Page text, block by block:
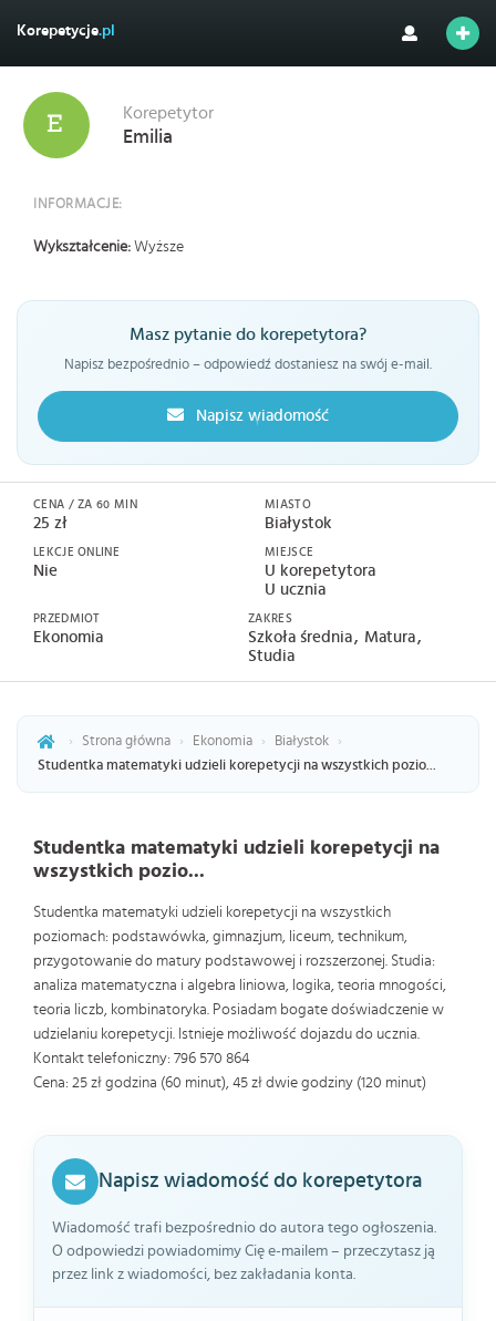
Korepetycje.pl
Korepetytor
Emilia
INFORMACJE:
Wykształcenie: Wyższe
Masz pytanie do korepetytora?
Napisz bezpośrednio – odpowiedź dostaniesz na swój e-mail.
Napisz wiadomość
CENA / ZA 60 MIN
25 zł
LEKCJE ONLINE
Nie
MIASTO
Białystok
MIEJSCE
U korepetytora
U ucznia
PRZEDMIOT
Ekonomia
ZAKRES
Szkoła średnia Matura
Studia
› Strona główna › Ekonomia › Białystok
›
Studentka matematyki udzieli korepetycji na wszystkich pozio...
Studentka matematyki udzieli korepetycji na
wszystkich pozio...
Studentka matematyki udzieli korepetycji na wszystkich
poziomach: podstawówka, gimnazjum, liceum, technikum,
przygotowanie do matury podstawowej i rozszerzonej. Studia:
analiza matematyczna i algebra liniowa, logika, teoria mnogości,
teoria liczb, kombinatoryka. Posiadam bogate doświadczenie w
udzielaniu korepetycji. Istnieje możliwość dojazdu do ucznia.
Kontakt telefoniczny: 796 570 864
Cena: 25 zł godzina (60 minut), 45 zł dwie godziny (120 minut)
Napisz wiadomość do korepetytora
Wiadomość trafi bezpośrednio do autora tego ogłoszenia.
O odpowiedzi powiadomimy Cię e-mailem – przeczytasz ją
przez link z wiadomości, bez zakładania konta.